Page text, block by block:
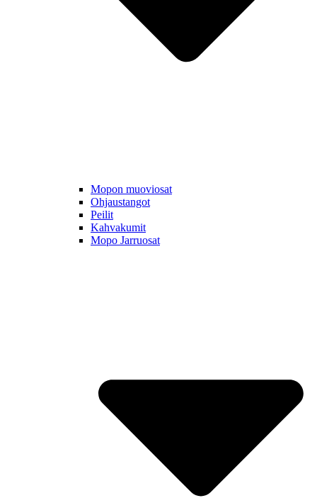
Mopon muoviosat
Ohjaustangot
Peilit
Kahvakumit
Mopo Jarruosat